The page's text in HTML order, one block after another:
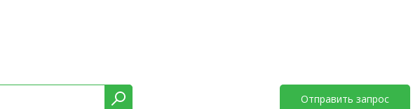
Отправить запрос